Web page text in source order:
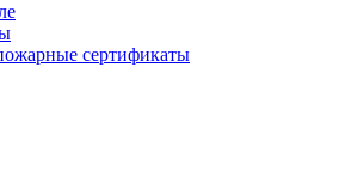
сертификаты